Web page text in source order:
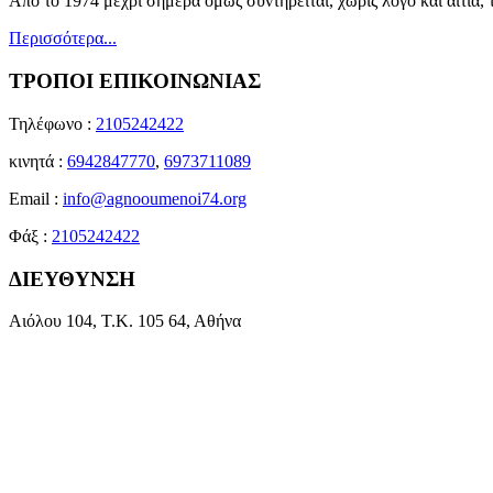
Περισσότερα...
ΤΡΟΠΟΙ ΕΠΙΚΟΙΝΩΝΙΑΣ
Τηλέφωνο : 2105242422
κινητά : 6942847770, 6973711089
Email : info@agnooumenoi74.org
Φάξ : 2105242422
ΔΙΕΥΘΥΝΣΗ
Αιόλου 104, Τ.Κ. 105 64, Αθήνα